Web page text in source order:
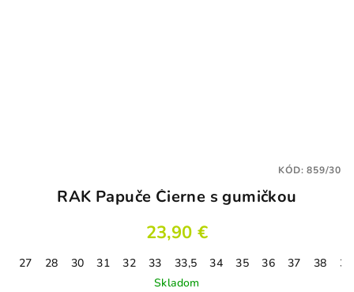
RAK Papuče Čierne s gumičkou
23,90 €
27 28 30 31 32 33 33,5 34 35 36 37 38
Skladom
KÓD:859/30